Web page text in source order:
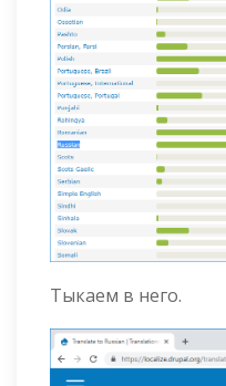
Тыкаем в него.